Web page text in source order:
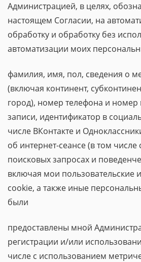
Администрацией, в целях,
настоящем Согласии, на
обработку и обработку без
автоматизации моих
фамилия, имя, пол, сведения о
(включая континент,
город), номер телефона и номер
записи, идентификатор в
числе ВКонтакте и
об интернет-сеансе (в том числе
поисковых запросах и
включая мои пользовательские
cookie, а также иные
были
предоставлены мной
регистрации и/или
числе с использованием